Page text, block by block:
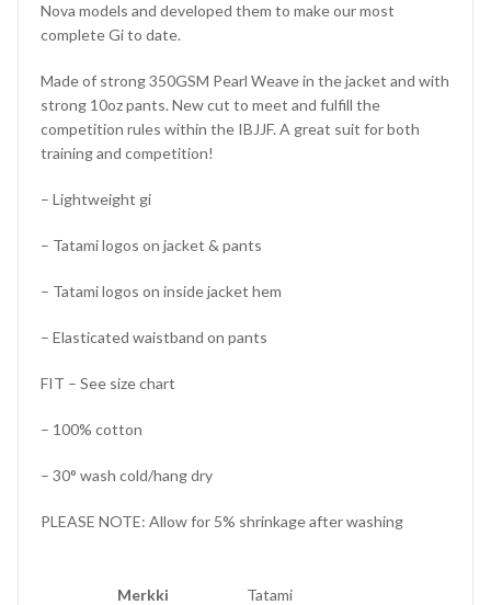
Nova models and developed them to make our most
complete Gi to date.
Made of strong 350GSM Pearl Weave in the jacket and with
strong 10oz pants. New cut to meet and fulfill the
competition rules within the IBJJF. A great suit for both
training and competition!
– Lightweight gi
– Tatami logos on jacket & pants
– Tatami logos on inside jacket hem
– Elasticated waistband on pants
FIT – See size chart
– 100% cotton
– 30° wash cold/hang dry
PLEASE NOTE: Allow for 5% shrinkage after washing
Merkki
Tatami